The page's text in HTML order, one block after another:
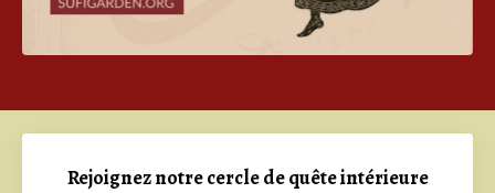
Rejoignez notre cercle de quête intérieure